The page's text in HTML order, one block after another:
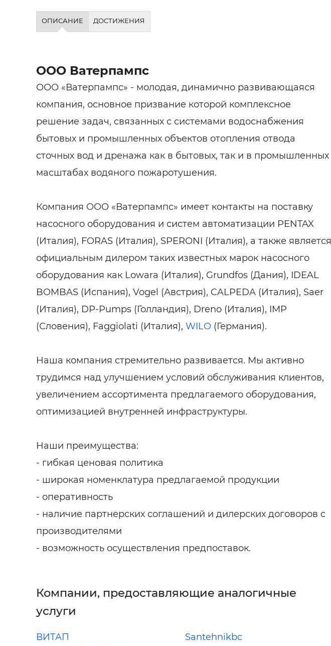
ОПИСАНИЕ ДОСТИЖЕНИЯ
ООО Ватерпампс
ООО «Ватерпампс» - молодая, динамично развивающаяся
компания, основное призвание которой комплексное
решение задач, связанных с системами водоснабжения
бытовых и промышленных объектов отопления отвода
сточных вод и дренажа как в бытовых, так и в промышленных
масштабах водяного пожаротушения.
Компания ООО «Ватерпампс» имеет контакты на поставку
насосного оборудования и систем автоматизации PENTAX
(Италия), FORAS (Италия), SPERONI (Италия), а также является
официальным дилером таких известных марок насосного
оборудования как Lowara (Италия), Grundfos (Дания), IDEAL
BOMBAS (Испания), Vogel (Австрия), CALPEDA (Италия), Saer
(Италия), DP-Pumps (Голландия), Dreno (Италия), IMP
(Словения), Faggiolati (Италия), WILO (Германия).
Наша компания стремительно развивается. Мы активно
трудимся над улучшением условий обслуживания клиентов,
увеличением ассортимента предлагаемого оборудования,
оптимизацией внутренней инфраструктуры.
Наши преимущества:
- гибкая ценовая политика
- широкая номенклатура предлагаемой продукции
- оперативность
- наличие партнерских соглашений и дилерских договоров с
производителями
- возможность осуществления предпоставок.
Компании, предоставляющие аналогичные
услуги
ВИТАП
Santehnikbc